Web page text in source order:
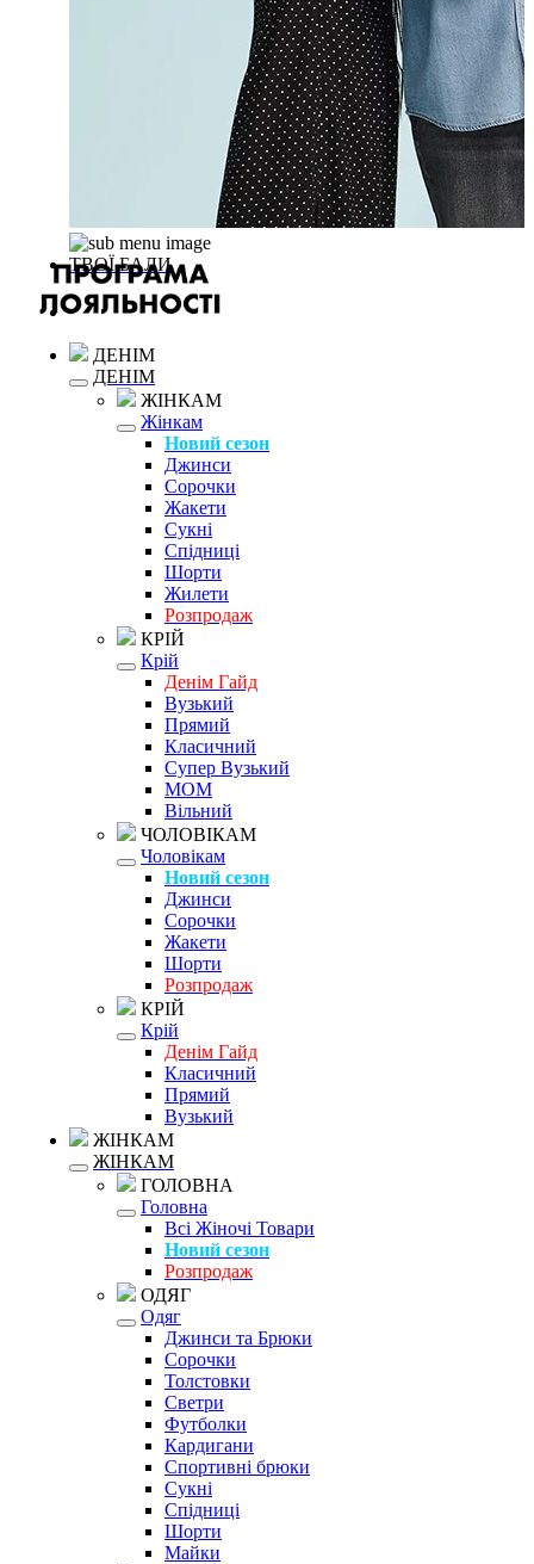
ТВОЇ БАЛИ
ДЕНІМ
ДЕНІМ
ЖІНКАМ
Жінкам
Новий сезон
Джинси
Сорочки
Жакети
Сукні
Спідниці
Шорти
Жилети
Розпродаж
КРІЙ
Крій
Денім Гайд
Вузький
Прямий
Класичний
Супер Вузький
MOM
Вільний
ЧОЛОВІКАМ
Чоловікам
Новий сезон
Джинси
Сорочки
Жакети
Шорти
Розпродаж
КРІЙ
Крій
Денім Гайд
Класичний
Прямий
Вузький
ЖІНКАМ
ЖІНКАМ
ГОЛОВНА
Головна
Всі Жіночі Товари
Новий сезон
Розпродаж
ОДЯГ
Одяг
Джинси та Брюки
Сорочки
Толстовки
Светри
Футболки
Кардигани
Спортивні брюки
Сукні
Спідниці
Шорти
Майки